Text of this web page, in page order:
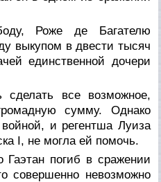
Роже де Багателю
выкупом в двести тысяч
единственной дочери
сделать все возможное,
сумму. Однако
и регентша Луиза
I, не могла ей помочь.
погиб в сражении
совершенно невозможно